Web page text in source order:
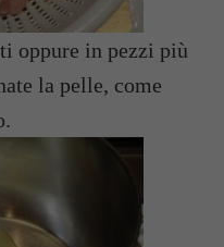
oppure in pezzi più
la pelle, come